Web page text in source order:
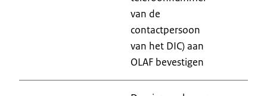
van de
contactpersoon
van het DIC) aan
OLAF bevestigen